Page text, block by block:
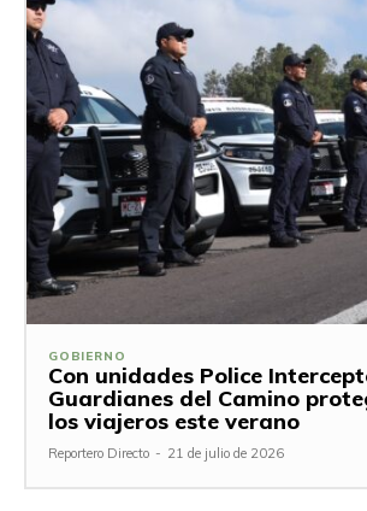
GOBIERNO
Con unidades Police
Guardianes del Camino
los viajeros este verano
Reportero Directo - 21 de julio de 2026